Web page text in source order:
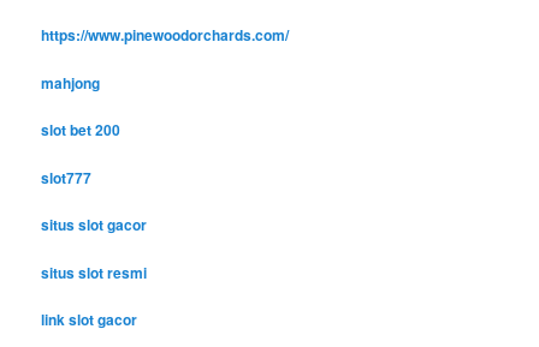
https://www.pinewoodorchards.com/
mahjong
slot bet 200
slot777
situs slot gacor
situs slot resmi
link slot gacor